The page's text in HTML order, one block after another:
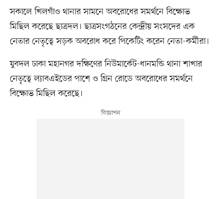
সকালে খিলগাঁও থানার সামনে অবরোধের সমর্থনে বিক্ষোভ
মিছিল করেছে ছাত্রদল। ছাত্রসংগঠনের কেন্দ্রীয় সংসদের এক
নেতার নেতৃত্বে সড়ক অবরোধ করে পিকেটিং করেন নেতা-কর্মীরা।
যুবদল ঢাকা মহানগর দক্ষিণের নিউমার্কেট-ধানমন্ডি থানা শাখার
নেতৃত্বে ল্যাবএইডের পাশে ও গ্রিন রোডে অবরোধের সমর্থনে
বিক্ষোভ মিছিল করেছে।